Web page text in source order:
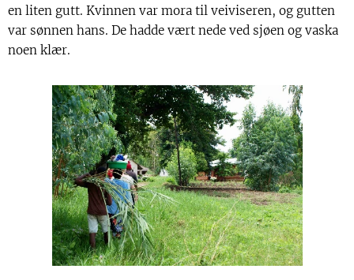
en liten gutt. Kvinnen var mora til veiviseren, og gutten
var sønnen hans. De hadde vært nede ved sjøen og vaska
noen klær.